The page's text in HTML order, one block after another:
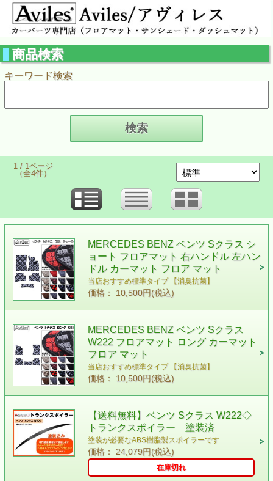
商品検索
キーワード検索
1 / 1ページ
（全4件）
MERCEDES BENZ ベンツ Sクラス シ
ョート フロアマット 右ハンドル 左ハン
ドル カーマット フロア マット
当店おすすめ標準タイプ 【消臭抗菌】
価格： 10,500円(税込)
MERCEDES BENZ ベンツ Sクラス
W222 フロアマット ロング カーマット
フロア マット
当店おすすめ標準タイプ 【消臭抗菌】
価格： 10,500円(税込)
【送料無料】ベンツ Sクラス W222◇
トランクスポイラー 塗装済
塗装が必要なABS樹脂製スポイラーです
価格： 24,079円(税込)
在庫切れ